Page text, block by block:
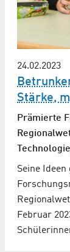
24.02.2023
Stärke,
Prämierte
Seine
Februar